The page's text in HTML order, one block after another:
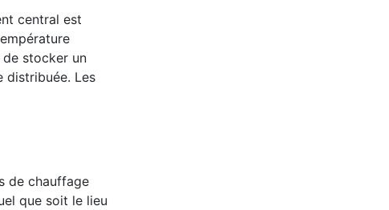
central est
de stocker un
distribuée. Les
de chauffage
que soit le lieu